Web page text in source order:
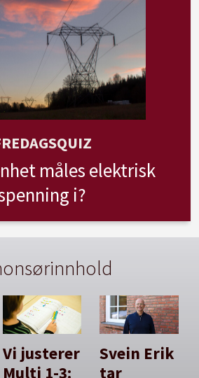
måles elektrisk
i?
Vi justerer
Multi 1-3:
Svein Erik
tar